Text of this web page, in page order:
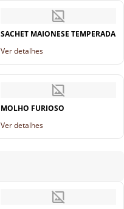
SACHET MAIONESE TEMPERADA
Ver detalhes
MOLHO FURIOSO
Ver detalhes